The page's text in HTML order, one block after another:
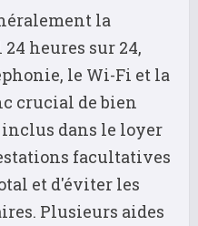
la
heures sur 24,
le Wi-Fi et la
crucial de bien
dans le loyer
facultatives
et d'éviter les
Plusieurs aides